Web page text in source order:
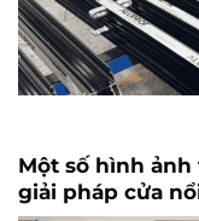
Một số hình ảnh
giải pháp cửa